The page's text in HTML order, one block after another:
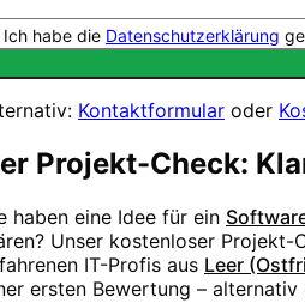
Ich habe die Datenschutzerklärung
Kontaktformular oder
Projekt-Check:
haben eine Idee für ein
Unser kostenloser Projekt-
IT-Profis aus Leer
ersten Bewertung –